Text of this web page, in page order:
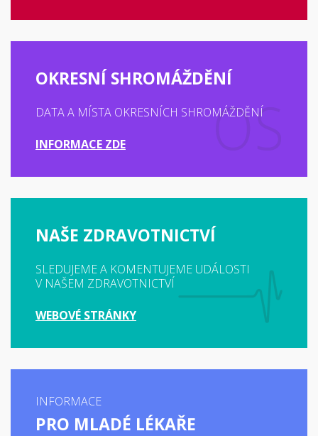
OKRESNÍ SHROMÁŽDĚNÍ
DATA A MÍSTA OKRESNÍCH SHROMÁŽDĚNÍ
INFORMACE ZDE
NAŠE ZDRAVOTNICTVÍ
SLEDUJEME A KOMENTUJEME UDÁLOSTI
V NAŠEM ZDRAVOTNICTVÍ
WEBOVÉ STRÁNKY
INFORMACE
PRO MLADÉ LÉKAŘE